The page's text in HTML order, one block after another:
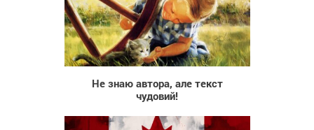
1 103
Не знаю автора, але текст
чудовий!